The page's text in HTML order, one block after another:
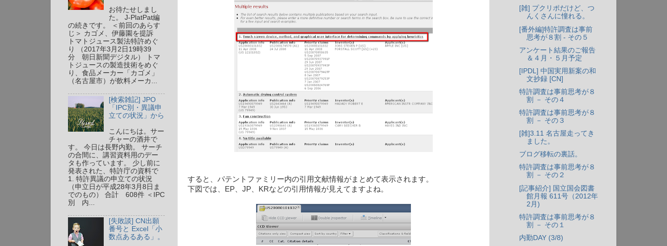
すると、パテントファミリー内の引用文献情報がまとめて表示されます。
下図では、EP、JP、KRなどの引用情報が見えてますよね。
お待たせしまし
た。 J-PlatPat編
の続きです。 ＜前回のあらす
じ＞ カゴメ、伊藤園を提訴
トマトジュース製法特許めぐ
り （2017年3月2日19時39
分 朝日新聞デジタル） トマ
トジュースの製造技術をめぐ
り、食品メーカー「カゴメ」
（名古屋市）が飲料メーカ...
[検索雑記] JPO
「IPC別・異議申
立ての状況」から
こんにちは。サー
チャーの酒井で
す。 今日は長野内勤。 サーチ
の合間に、講習資料用のデー
タも作っています。 少し前に
発表された、特許庁の資料で
1. 特許異議の申立ての状況
（申立日が平成28年3月8日ま
でのもの） 合計 608件 ＜IPC
別 内...
[失敗談] CN出願
番号と Excel「小
数点あるある」。
[雑] プクリポだけど、つ
んくさんに憧れる。
[番外編]特許調査は事前
思考が８割 - その５
アンケート結果のご報告
＆４月・５月予定
[IPDL] 中国実用新案の和
文抄録 [CN]
特許調査は事前思考が８
割 － その４
特許調査は事前思考が８
割 － その３
[雑]3.11 名古屋走ってき
ました。
ブログ移転の裏話。
特許調査は事前思考が８
割 － その２
[記事紹介] 国立国会図書
館月報 611号（2012年
2月)
特許調査は事前思考が８
割 － その１
内勤DAY (3/8)